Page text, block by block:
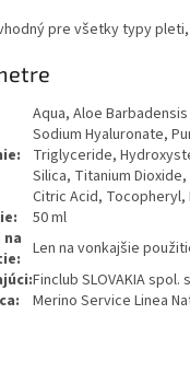
pre všetky typy
Aqua, Aloe
Sodium Hyaluronate,
Triglyceride,
Silica, Titanium
Citric Acid, Tocopheryl,
50 ml
na Len na vonkajšie
Finclub SLOVAKIA
Merino Service Linea